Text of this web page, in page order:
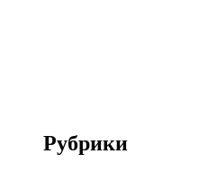
Рубрики